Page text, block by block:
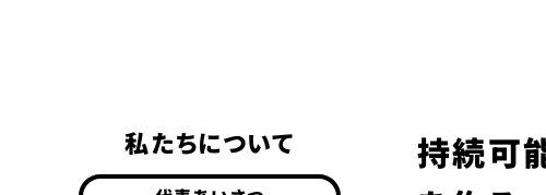
私たちについて
持続可